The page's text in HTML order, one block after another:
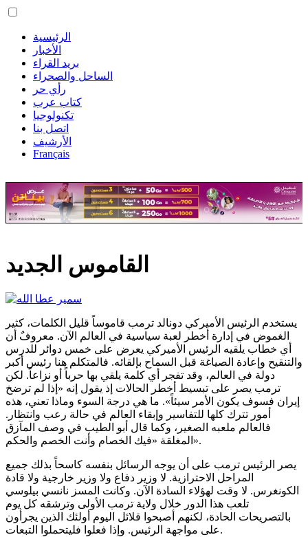
الرئيسية
الأخبار
بريد القراء
الساحل والصحراء
رأي حر
كتاب عرب
تكنولوجيا
اتصل بنا
الأرشيف
Français
القاموس الجديد
يستخدم الرئيس الأميركي دونالد ترمب قاموساً قليل الكلمات، كثير
الغموض في إدارة أخطر لعبة سياسية في العالم الآن. معروفٌ أن
أي خطاب يلقيه الرئيس الأميركي يعرض على خمس دوائر للدرس
والتنقيح وإعادة الصياغة قبل السماح بإلقائه. فالمتكلم هنا رئيس أكبر
دولة في العالم، وقد تفجر أي كلمة يلقي بها حرباً أو نزاعاً. لكن
ترمب يصر على تبسيط أخطر الحالات إذ يقول إنه «إذا لم ترضخ
إيران فسوف يكون الأمر سيئاً». ما هي درجة السوء وماذا تعني، هذه
أمور تترك كلها للتفاسير وإبقاء العالم في حالة رعب وانتظار.
فالعالم ملعبه الصغير، وكما قال أبو الطيب في وصف المآزق
المغلقة «فيك الخصام وأنت الخصم والحكم».
يصر الرئيس ترمب على أن يوجه الرسائل بنفسه كاسحاً بذلك جميع
المراحل الاحترازية. لا وزير دفاع ولا وزير خارجية ولا قادة
الكونغرس. لا وقت لهؤلاء السادة الآن. وكانت المسز نانسي بيلوسي
تلعب هذا الدور خلال ولاية ترمب الأولى وترشقه كل يوم
بالتصريحات الحادة، لكنهم أصبحوا قلائل اليوم أولئك الذين يجرأون
على مواجهة الرئيس. وإذا فعلوا فليتحملوا التبعات.